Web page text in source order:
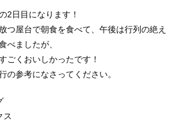
2日目になります！
つ屋台で朝食を食べて、午後は行列の絶え
べましたが、
ごくおいしかったです！
の参考になさってください。
ス